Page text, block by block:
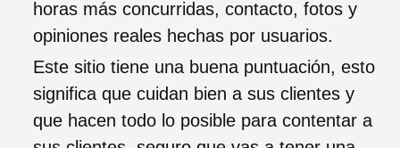
horas más concurridas, contacto, fotos y
opiniones reales hechas por usuarios.
Este sitio tiene una buena puntuación, esto
significa que cuidan bien a sus clientes y
que hacen todo lo posible para contentar a